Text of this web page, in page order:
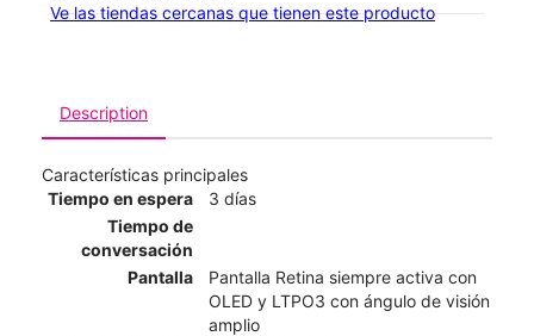
Ve las tiendas cercanas que tienen este producto
Description
Características principales
Tiempo en espera
3 días
Tiempo de
conversación
Pantalla
Pantalla Retina siempre activa con
OLED y LTPO3 con ángulo de visión
amplio